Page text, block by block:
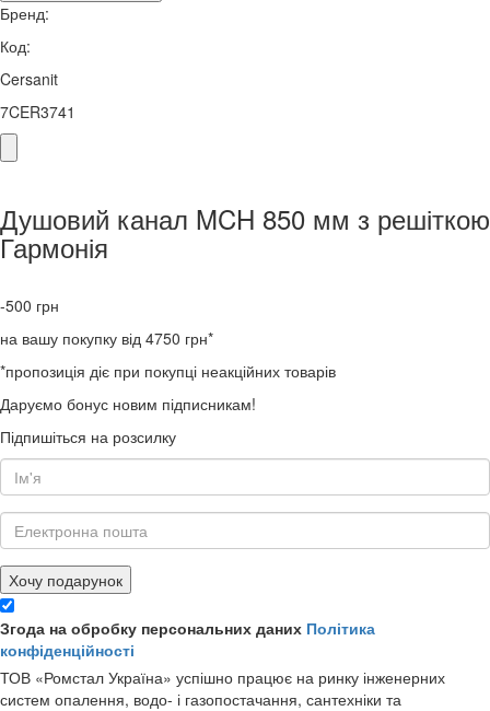
Бренд:
Код:
Cersanit
7CER3741
Душовий канал MCH 850 мм з решіткою
Гармонія
-500 грн
на вашу покупку від 4750 грн*
*пропозиція діє при покупці неакційних товарів
Даруємо бонус новим підписникам!
Підпишіться на розсилку
Хочу подарунок
Згода на обробку персональних даних Політика
конфіденційності
ТОВ «Ромстал Україна» успішно працює на ринку інженерних
систем опалення, водо- і газопостачання, сантехніки та